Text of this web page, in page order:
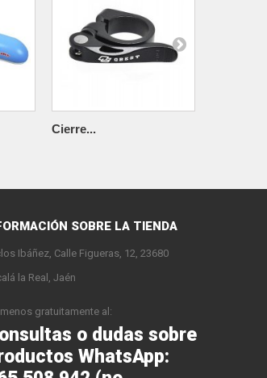
Cierre...
SOBRE LA TIENDA
Ibáñez, Calle Figueras, 12, 23680
la Real, Jaén
gratuitamente al:
o dudas sobre
WhatsApp: